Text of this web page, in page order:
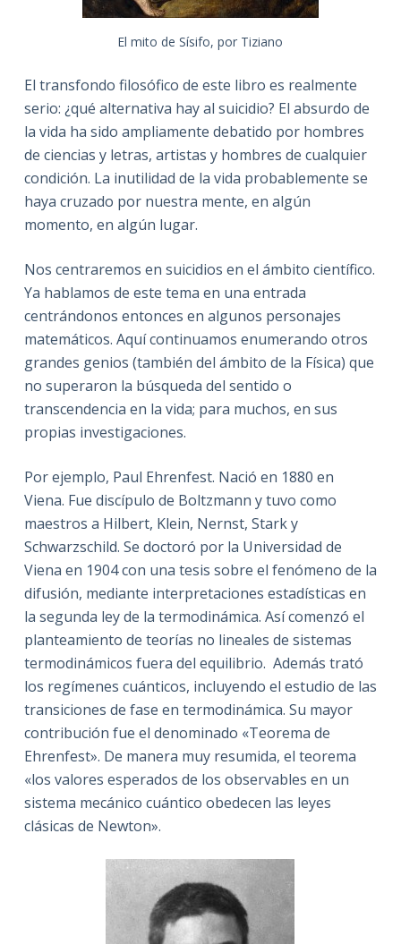
El mito de Sísifo, por Tiziano
El transfondo filosófico de este libro es realmente
serio: ¿qué alternativa hay al suicidio? El absurdo de
la vida ha sido ampliamente debatido por hombres
de ciencias y letras, artistas y hombres de cualquier
condición. La inutilidad de la vida probablemente se
haya cruzado por nuestra mente, en algún
momento, en algún lugar.
Nos centraremos en suicidios en el ámbito científico.
Ya hablamos de este tema en una entrada
centrándonos entonces en algunos personajes
matemáticos. Aquí continuamos enumerando otros
grandes genios (también del ámbito de la Física) que
no superaron la búsqueda del sentido o
transcendencia en la vida; para muchos, en sus
propias investigaciones.
Por ejemplo, Paul Ehrenfest. Nació en 1880 en
Viena. Fue discípulo de Boltzmann y tuvo como
maestros a Hilbert, Klein, Nernst, Stark y
Schwarzschild. Se doctoró por la Universidad de
Viena en 1904 con una tesis sobre el fenómeno de la
difusión, mediante interpretaciones estadísticas en
la segunda ley de la termodinámica. Así comenzó el
planteamiento de teorías no lineales de sistemas
termodinámicos fuera del equilibrio. Además trató
los regímenes cuánticos, incluyendo el estudio de las
transiciones de fase en termodinámica. Su mayor
contribución fue el denominado «Teorema de
Ehrenfest». De manera muy resumida, el teorema
«los valores esperados de los observables en un
sistema mecánico cuántico obedecen las leyes
clásicas de Newton».